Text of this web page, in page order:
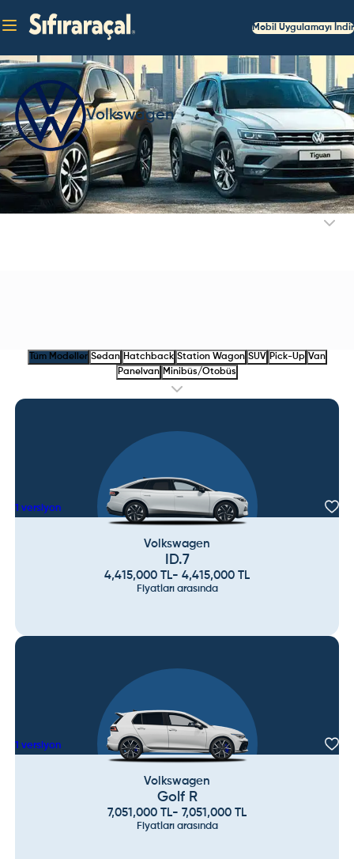
Mobil Uygulamayı İndir
Volkswagen
Tüm Modeller Sedan Hatchback Station Wagon SUV Pick-Up Van
Panelvan Minibüs/Otobüs
1 versiyon
Volkswagen
ID.7
4,415,000 TL- 4,415,000 TL
Fiyatları arasında
1 versiyon
Volkswagen
Golf R
7,051,000 TL- 7,051,000 TL
Fiyatları arasında